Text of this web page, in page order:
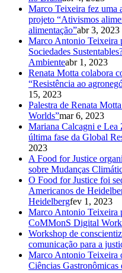
Marco Teixeira fez uma
projeto “Ativismos
alimentação”abr 3, 2023
Marco Antonio Teixeira
Sociedades
Ambienteabr 1, 2023
Renata Motta colabora
“Resistência ao
15, 2023
Palestra de Renata
Worlds”mar 6, 2023
Mariana Calcagni e Lea
última fase da Global
2023
A Food for Justice
sobre Mudanças
O Food for Justice foi
Americanos de
Heidelbergfev 1, 2023
Marco Antonio Teixeira
CoMMonS Digital
Workshop de
comunicação para a
Marco Antonio Teixeira
Ciências Gastronômicas